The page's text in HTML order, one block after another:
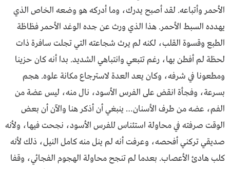
الأحمر وأتباعه. لقد أصبح يدرك، وما أدركه هو وضعه الخاص الذي
يهدده السبط الأحمر. هذا الذي ورث عن جده الوغد الأحمر فظاظة
الطبع وقسوة القلب، لكنه لم يرث شجاعته التي تجلت سافرة ذات
لحظة لم أفطن بها، رغم تتبعي وانتباهي الشديد. بدا أنه كان حزينا
ومطعونا في شرفه، وكان يعد العدة لاسترجاع مكانة علوه. هجم
بسرعة، وفجأة انقض على الفرس الأسود، نال منه، ليس عضة من
الفم، عضه من طرف الأسنان… ينبغي أن أذكر هنا والآن أن بعض
الوقت صرفته في محاولة استئناس للفرس الأسود، نجحت فيها، ولأنه
صديقي تركني أفحصه، وعرفت أنه لم ينل منه كامل النيل، ذلك لأنه
كلب هادئ الأعصاب. بعدما لم تنجح محاولة الهجوم الفجائي، وقفا